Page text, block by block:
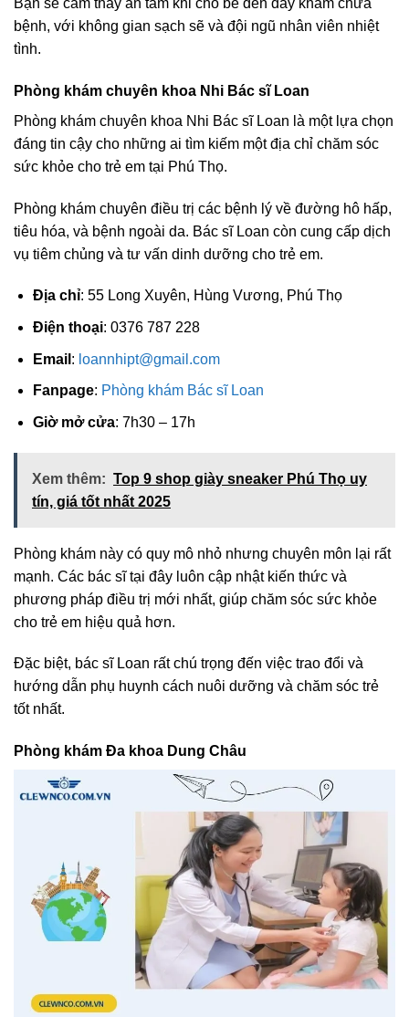
Bạn sẽ cảm thấy an tâm khi cho bé đến đây khám chữa
bệnh, với không gian sạch sẽ và đội ngũ nhân viên nhiệt
tình.
Phòng khám chuyên khoa Nhi Bác sĩ Loan
Phòng khám chuyên khoa Nhi Bác sĩ Loan là một lựa chọn
đáng tin cậy cho những ai tìm kiếm một địa chỉ chăm sóc
sức khỏe cho trẻ em tại Phú Thọ.
Phòng khám chuyên điều trị các bệnh lý về đường hô hấp,
tiêu hóa, và bệnh ngoài da. Bác sĩ Loan còn cung cấp dịch
vụ tiêm chủng và tư vấn dinh dưỡng cho trẻ em.
Địa chỉ: 55 Long Xuyên, Hùng Vương, Phú Thọ
Điện thoại: 0376 787 228
Email : loannhipt@gmail.com
Fanpage: Phòng khám Bác sĩ Loan
Giờ mở cửa: 7h30 – 17h
Xem thêm: Top 9 shop giày sneaker Phú Thọ uy
tín, giá tốt nhất 2025
Phòng khám này có quy mô nhỏ nhưng chuyên môn lại rất
mạnh. Các bác sĩ tại đây luôn cập nhật kiến thức và
phương pháp điều trị mới nhất, giúp chăm sóc sức khỏe
cho trẻ em hiệu quả hơn.
Đặc biệt, bác sĩ Loan rất chú trọng đến việc trao đổi và
hướng dẫn phụ huynh cách nuôi dưỡng và chăm sóc trẻ
tốt nhất.
Phòng khám Đa khoa Dung Châu